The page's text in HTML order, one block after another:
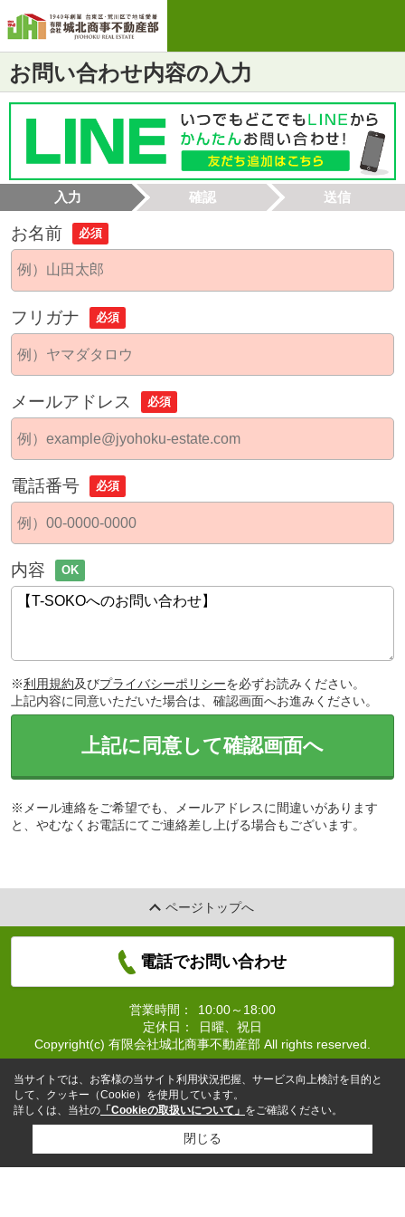
お問い合わせ内容の入力
入力 確認 送信
お名前 必須
フリガナ 必須
メールアドレス 必須
電話番号 必須
内容 OK
※利用規約及びプライバシーポリシーを必ずお読みください。
上記内容に同意いただいた場合は、確認画面へお進みください。
上記に同意して確認画面へ
※メール連絡をご希望でも、メールアドレスに間違いがあります
と、やむなくお電話にてご連絡差し上げる場合もございます。
ページトップへ
電話でお問い合わせ
営業時間：
10:00～18:00
定休日：
日曜、祝日
Copyright(c) 有限会社城北商事不動産部 All rights reserved.
当サイトでは、お客様の当サイト利用状況把握、サービス向上検討を目的と
して、クッキー（Cookie）を使用しています。
詳しくは、当社の 「Cookieの取扱いについて」 をご確認ください。
閉じる